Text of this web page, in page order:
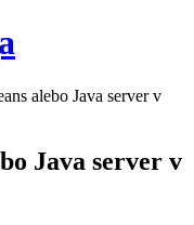
alebo Java server v
Java server v